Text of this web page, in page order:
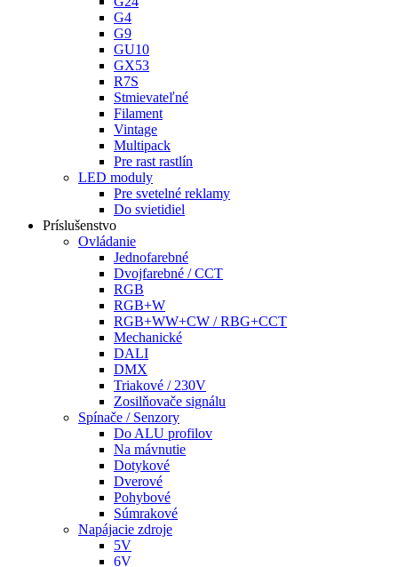
G4
G9
GU10
GX53
R7S
Stmievateľné
Filament
Vintage
Multipack
Pre rast rastlín
LED moduly
Pre svetelné reklamy
Do svietidiel
Príslušenstvo
Ovládanie
Jednofarebné
Dvojfarebné / CCT
RGB
RGB+W
RGB+WW+CW / RBG+CCT
Mechanické
DALI
DMX
Triakové / 230V
Zosilňovače signálu
Spínače / Senzory
Do ALU profilov
Na mávnutie
Dotykové
Dverové
Pohybové
Súmrakové
Napájacie zdroje
5V
6V